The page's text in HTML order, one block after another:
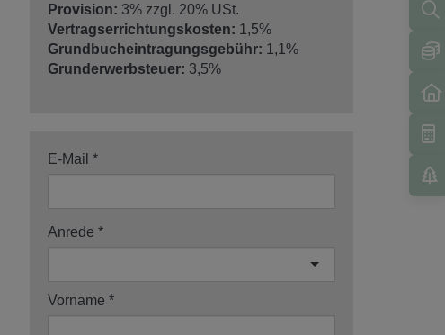
Provision: 3% zzgl. 20% USt.
Vertragserrichtungskosten: 1,5%
Grundbucheintragungsgebühr: 1,1%
Grunderwerbsteuer: 3,5%
E-Mail
Anrede
Vorname